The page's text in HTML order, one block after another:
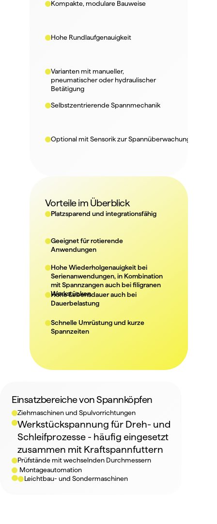
Kompakte, modulare Bauweise
Hohe Rundlaufgenauigkeit
Varianten mit manueller,
pneumatischer oder hydraulischer
Betätigung
Selbstzentrierende Spannmechanik
Optional mit Sensorik zur Spannüberwachung
Vorteile im Überblick
Platzsparend und integrationsfähig
Geeignet für rotierende
Anwendungen
Hohe Wiederholgenauigkeit bei
Serienanwendungen, in Kombination
mit Spannzangen auch bei filigranen
Werkstücken.
Hohe Lebensdauer auch bei
Dauerbelastung
Schnelle Umrüstung und kurze
Spannzeiten
Einsatzbereiche von Spannköpfen
Ziehmaschinen und Spulvorrichtungen
Werkstückspannung für Dreh- und
Schleifprozesse - häufig eingesetzt
zusammen mit Kraftspannfuttern
Prüfstände mit wechselnden Durchmessern
Montageautomation
Leichtbau- und Sondermaschinen